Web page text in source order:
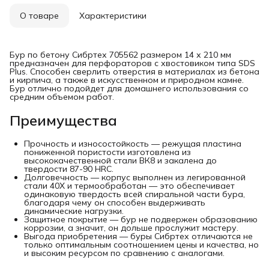
О товаре Характеристики
Бур по бетону Сибртех 705562 размером 14 х 210 мм
предназначен для перфораторов с хвостовиком типа SDS
Plus. Способен сверлить отверстия в материалах из бетона
и кирпича, а также в искусственном и природном камне.
Бур отлично подойдет для домашнего использования со
средним объемом работ.
Преимущества
Прочность и износостойкость — режущая пластина
пониженной пористости изготовлена из
высококачественной стали ВК8 и закалена до
твердости 87-90 HRC.
Долговечность — корпус выполнен из легированной
стали 40Х и термообработан — это обеспечивает
одинаковую твердость всей спиральной части бура,
благодаря чему он способен выдерживать
динамические нагрузки.
Защитное покрытие — бур не подвержен образованию
коррозии, а значит, он дольше прослужит мастеру.
Выгода приобретения — буры Сибртех отличаются не
только оптимальным соотношением цены и качества, но
и высоким ресурсом по сравнению с аналогами.